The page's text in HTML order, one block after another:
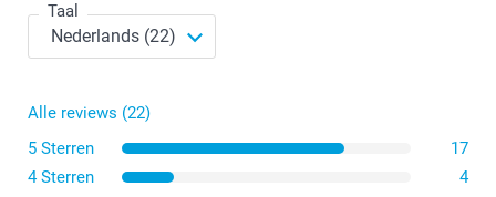
Taal
Alle reviews (22)
5 Sterren
17
4 Sterren
4